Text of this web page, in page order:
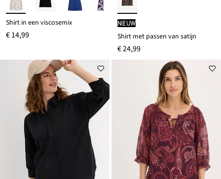
Shirt in een viscosemix
€ 14,99
Nieuw
Shirt met passen van satijn
€ 24,99